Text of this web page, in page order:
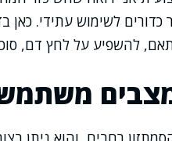
כדורים לשימוש עתידי.
להשפיע על לחץ דם,